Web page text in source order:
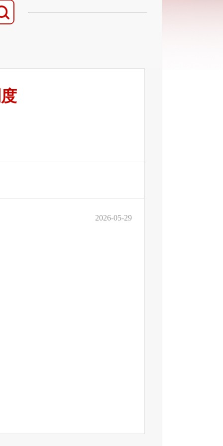
2026-05-29